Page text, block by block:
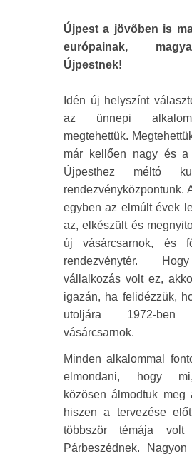
Újpest a jövőben is
európainak,
Újpestnek!
Idén új helyszínt
az ünnepi
megtehettük.
már kellően nagy és a
Újpesthez méltó
rendezvényközpontunk.
egyben az elmúlt évek
az, elkészült és
új vásárcsarnok, és
rendezvénytér.
vállalkozás volt ez,
igazán, ha felidézzük,
utoljára 1972-
vásárcsarnok.
Minden alkalommal
elmondani, hogy
közösen álmodtuk meg
hiszen a tervezése
többször témája
Párbeszédnek.